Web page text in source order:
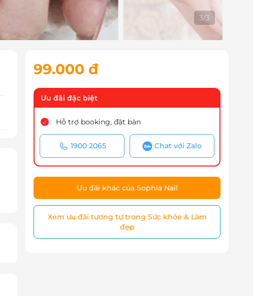
1/3
99.000 đ
Ưu đãi đặc biệt
Hỗ trợ booking, đặt bàn
1900 2065 Chat với Zalo
Ưu đãi khác của Sophia Nail
Xem ưu đãi tương tự trong Sức khỏe & Làm
đẹp